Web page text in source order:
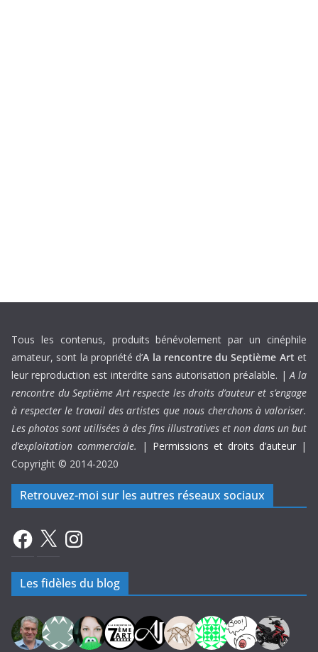
Tous les contenus, produits bénévolement par un cinéphile
amateur, sont la propriété d’A la rencontre du Septième Art et
leur reproduction est interdite sans autorisation préalable. |A la
rencontre du Septième Art respecte les droits d’auteur et s’engage
à respecter le travail des artistes que nous cherchons à valoriser.
Les photos sont utilisées à des fins illustratives et non dans un but
d’exploitation commerciale.
| Permissions et droits d’auteur |
Copyright © 2014-2020
Retrouvez-moi sur les autres réseaux sociaux
Facebook
X Instagram
Les fidèles du blog